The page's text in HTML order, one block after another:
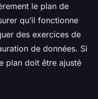
le plan de
qu’il fonctionne
des exercices de
de données. Si
plan doit être ajusté